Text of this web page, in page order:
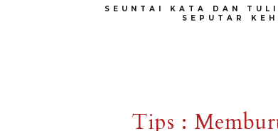
SEUNTAI KATA DAN
SEPUTAR
Tips :